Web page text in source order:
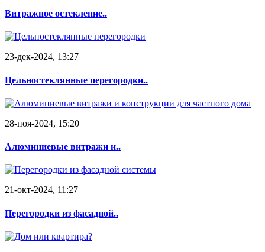
Витражное остекление..
23-дек-2024, 13:27
Цельностеклянные перегородки..
28-ноя-2024, 15:20
Алюминиевые витражи и..
21-окт-2024, 11:27
Перегородки из фасадной..